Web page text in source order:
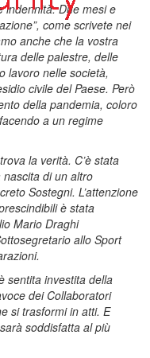
indennità. Due mesi e
come scrivete nei
anche che la vostra
delle palestre, delle
lavoro nelle società,
civile del Paese. Però
della pandemia, coloro
a un regime
la verità. C’è stata
di un altro
Sostegni. L’attenzione
è stata
Mario Draghi
allo Sport
sentita investita della
dei Collaboratori
si trasformi in atti. E
soddisfatta al più